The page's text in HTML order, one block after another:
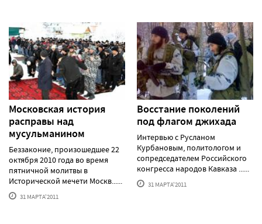
Московская история
расправы над
мусульманином
Беззаконие, произошедшее 22
октября 2010 года во время
пятничной молитвы в
Исторической мечети Москв......
31 МАРТА'2011
Восстание поколений
под флагом джихада
Интервью с Русланом
Курбановым, политологом и
сопредседателем Российского
конгресса народов Кавказа ......
31 МАРТА'2011